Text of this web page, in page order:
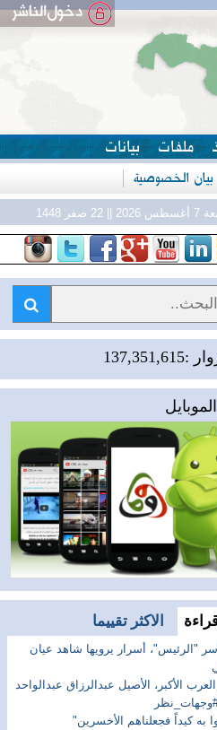
ملفات بيانات
بيان الخصوصية
1448
الاكثر تقييما
"الرئيس"، أسرار يرويها شاهد عيان
الأكبر، الأصيل عبدالرزاق عبدالواحد
به كيداً فجعلناهم الأخسرين"